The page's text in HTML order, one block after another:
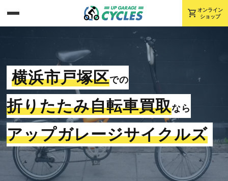
shopping_cart オンライン
ショップ
横浜市戸塚区での
折りたたみ自転車買取なら
アップガレージサイクルズ